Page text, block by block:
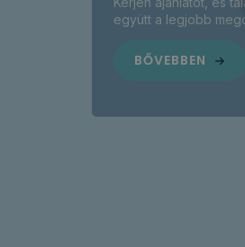
együtt a legjobb
BŐVEBBEN